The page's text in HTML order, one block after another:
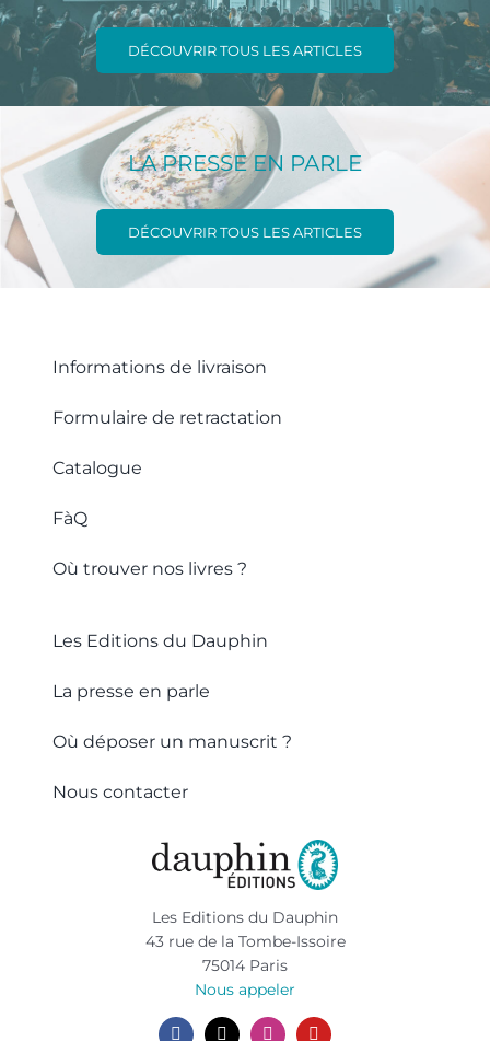
DÉCOUVRIR TOUS LES ARTICLES
LA PRESSE EN PARLE
DÉCOUVRIR TOUS LES ARTICLES
Informations de livraison
Formulaire de retractation
Catalogue
FàQ
Où trouver nos livres ?
Les Editions du Dauphin
La presse en parle
Où déposer un manuscrit ?
Nous contacter
Les Editions du Dauphin
43 rue de la Tombe-Issoire
75014 Paris
Nous appeler